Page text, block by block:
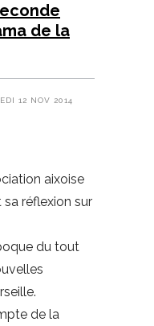
de la
12 NOV 2014
aixoise
réflexion sur
du tout
de la